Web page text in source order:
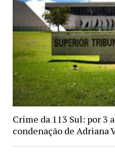
Crime da 113 Sul: por 3
condenação de Adriana